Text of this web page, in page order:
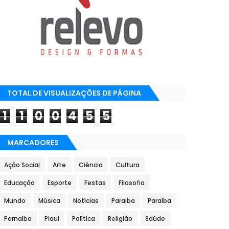
TOTAL DE VISUALIZAÇÕES DE PÁGINA
1 1 0 0 4 5 5
MARCADORES
Ação Social Arte Ciência Cultura
Educação Esporte Festas Filosofia
Mundo Música Notícias Paraiba Paraíba
Parnaíba Piauí Política Religião Saúde